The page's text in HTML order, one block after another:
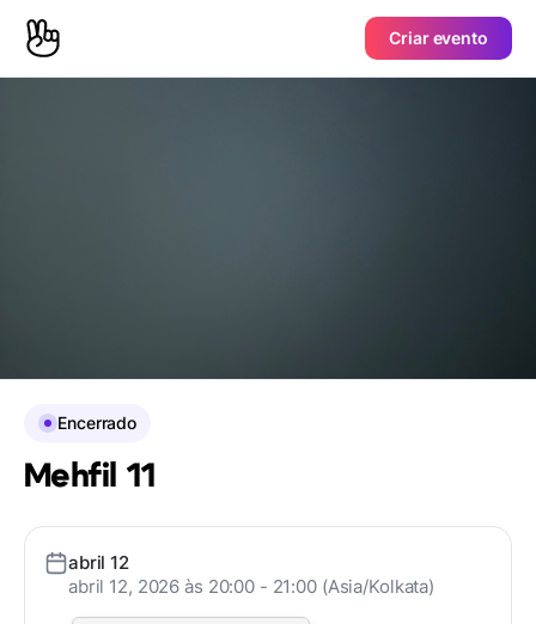
Criar evento
Encerrado
Mehfil 11
abril 12
abril 12, 2026 às 20:00 - 21:00 (Asia/Kolkata)